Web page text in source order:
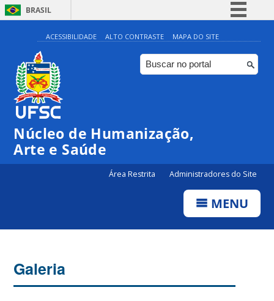
BRASIL
Simplifique!
Comunica BR
Participe
Canais
ACESSIBILIDADE ALTO CONTRASTE MAPA DO SITE
Núcleo de Humanização,
Arte e Saúde
Área Restrita Administradores do Site
MENU
Galeria